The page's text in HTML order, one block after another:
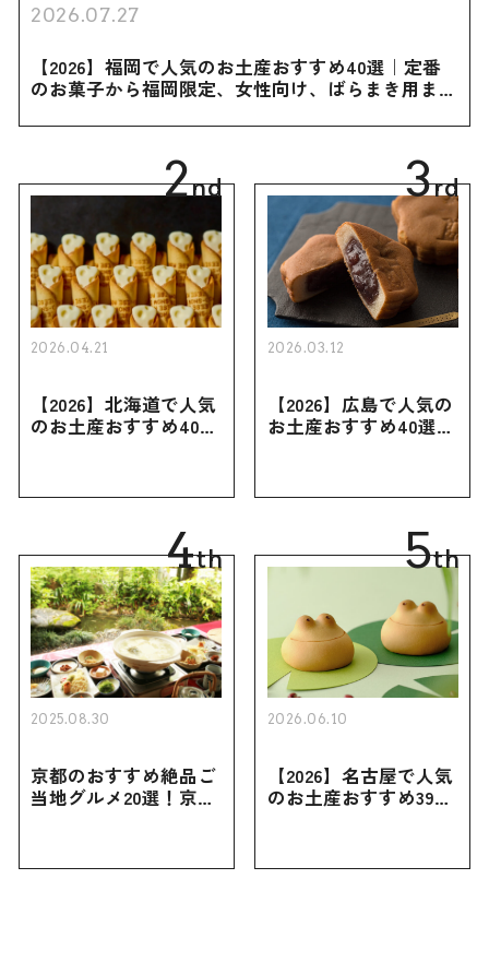
2026.07.27
【2026】福岡で人気のお土産おすすめ40選｜定番
のお菓子から福岡限定、女性向け、ばらまき用まで
2nd
2026.04.21
【2026】北海道で人気
のお土産おすすめ40選
買えない限定品、女性
3rd
2026.03.12
【2026】広島で人気の
お土産おすすめ40選｜
き用、女性向けまで幅
4th
2025.08.30
京都のおすすめ絶品ご
当地グルメ20選！京都
5th
2026.06.10
【2026】名古屋で人気
のお土産おすすめ39選
お土産・ばらまき用ま